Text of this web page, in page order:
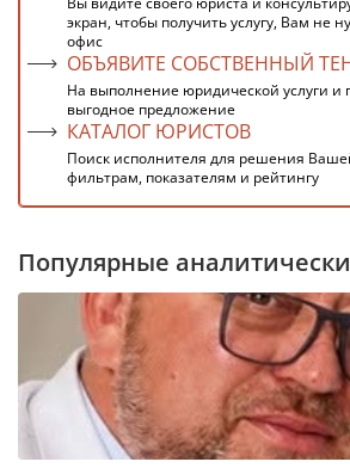
экран, чтобы получить услугу, Вам не
офис
ОБЪЯВИТЕ СОБСТВЕННЫЙ
На выполнение юридической услуги и
выгодное предложение
КАТАЛОГ ЮРИСТОВ
Поиск исполнителя для решения
фильтрам, показателям и рейтингу
Популярные